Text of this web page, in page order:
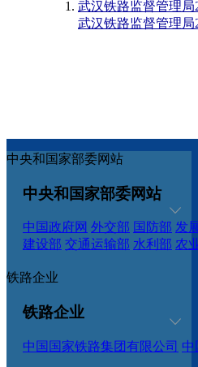
武汉铁路监督管理局
武汉铁路监督管理局
中央和国家部委网站
中央和国家部委网站
中国政府网 外交部 国防部 发
建设部 交通运输部 水利部 农
铁路企业
铁路企业
中国国家铁路集团有限公司 中